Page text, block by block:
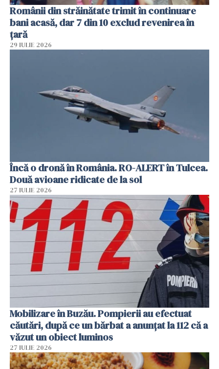
Românii din străinătate trimit în continuare
bani acasă, dar 7 din 10 exclud revenirea în
țară
29 IULIE 2026
Încă o dronă în România. RO-ALERT în Tulcea.
Două avioane ridicate de la sol
27 IULIE 2026
Mobilizare în Buzău. Pompierii au efectuat
căutări, după ce un bărbat a anunțat la 112 că a
văzut un obiect luminos
27 IULIE 2026